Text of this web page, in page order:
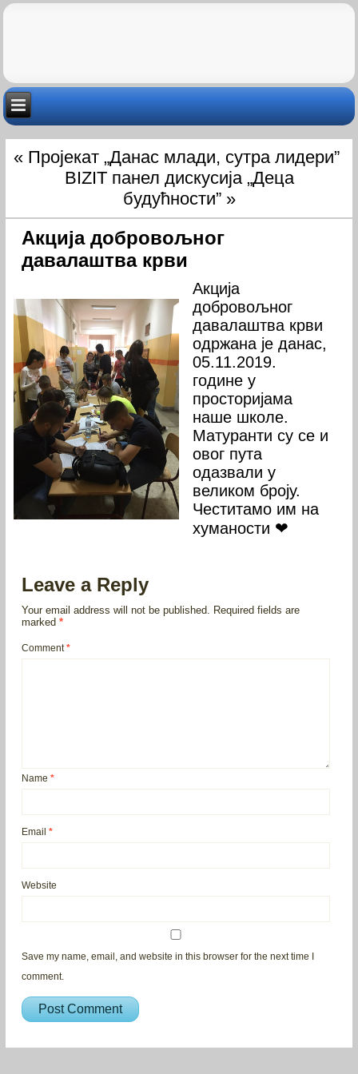
« Пројекат „Данас млади, сутра лидери”
BIZIT панел дискусија „Деца
будућности”»
Акција добровољног
давалаштва крви
Акција
добровољног
давалаштва крви
одржана је данас,
05.11.2019.
године у
просторијама
наше школе.
Матуранти су се и
овог пута
одазвали у
великом броју.
Честитамо им на
хуманости ❤
Leave a Reply
Your email address will not be published. Required fields are
marked*
Comment*
Name*
Email*
Website
Save my name, email, and website in this browser for the next time I
comment.